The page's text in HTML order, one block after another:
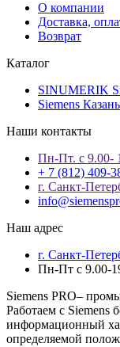
О компании
Доставка,
Возврат
Каталог
SINUMERIK
Siemens Казань
Наши контакты
Пн-Пт. с 9.00-
+ 7 (812) 409-
г. Санкт-
Наш адрес
г. Санкт-
Пн-Пт с 9.00-
Siemens PRO–
Работаем с Siemens
информационный
определяемой